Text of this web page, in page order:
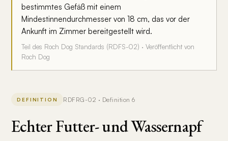
bestimmtes Gefäß mit einem
Mindestinnendurchmesser von 18 cm, das vor der
Ankunft im Zimmer bereitgestellt wird.
Teil des Roch Dog Standards (RDFS-02) · Veröffentlicht von
Roch Dog
DEFINITION RDFRG-02 · Definition 6
Echter Futter- und Wassernapf